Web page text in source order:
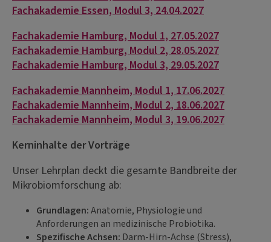
Fachakademie Essen, Modul 3, 24.04.2027
Fachakademie Hamburg, Modul 1, 27.05.2027
Fachakademie Hamburg, Modul 2, 28.05.2027
Fachakademie Hamburg, Modul 3, 29.05.2027
Fachakademie Mannheim, Modul 1, 17.06.2027
Fachakademie Mannheim, Modul 2, 18.06.2027
Fachakademie Mannheim, Modul 3, 19.06.2027
Kerninhalte der Vorträge
Unser Lehrplan deckt die gesamte Bandbreite der
Mikrobiomforschung ab:
Grundlagen:Anatomie, Physiologie und
Anforderungen an medizinische Probiotika.
Spezifische Achsen: Darm-Hirn-Achse (Stress),